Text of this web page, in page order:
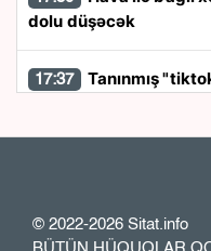
dolu düşəcək
17:37
17:13 Özəl bağçalarla maliyyələşmə müsabiqəsi
müzakirə olundu
© 2022-2026 Sitat.info